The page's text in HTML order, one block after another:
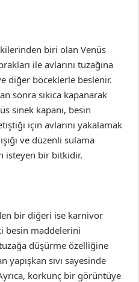
biri olan Venüs
ile avlarını tuzağına
diğer böceklerle beslenir.
sonra sıkıca kapanarak
sinek kapanı, besin
için avlarını yakalamak
ve düzenli sulama
isteyen bir bitkidir.
bir diğeri ise karnivor
besin maddelerini
düşürme özelliğine
yapışkan sıvı sayesinde
korkunç bir görüntüye